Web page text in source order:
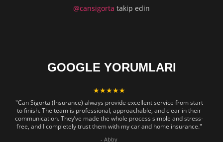
@cansigorta takip edin
GOOGLE YORUMLARI
★★★★★
"Can Sigorta (Insurance) always provide excellent service from start
to finish. The team is professional, approachable, and clear in their
communication. They’ve made the whole process simple and stress-
free, and I completely trust them with my car and home insurance."
- Abby